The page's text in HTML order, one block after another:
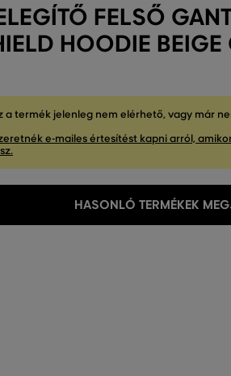
FELSŐ
HOODIE BEIGE
a termék jelenleg nem elérhető, vagy már
e-mailes értesítést kapni arról,
HASONLÓ TERMÉKEK